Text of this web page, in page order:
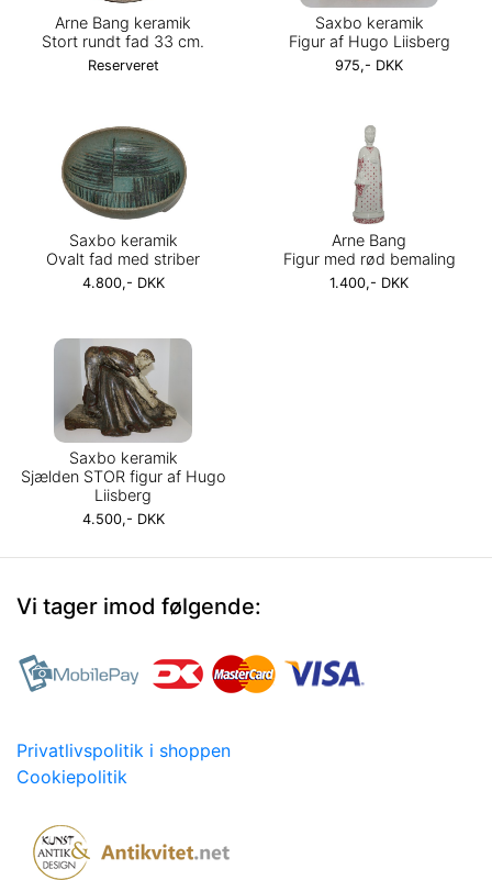
Arne Bang keramik
Stort rundt fad 33 cm.
Reserveret
Saxbo keramik
Figur af Hugo Liisberg
975,- DKK
Saxbo keramik
Ovalt fad med striber
4.800,- DKK
Arne Bang
Figur med rød bemaling
1.400,- DKK
Saxbo keramik
Sjælden STOR figur af Hugo
Liisberg
4.500,- DKK
Vi tager imod følgende:
Privatlivspolitik i shoppen
Cookiepolitik